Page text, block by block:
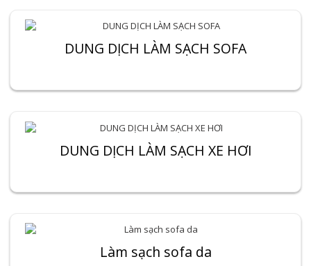
DUNG DỊCH LÀM SẠCH SOFA
DUNG DỊCH LÀM SẠCH XE HƠI
Làm sạch sofa da